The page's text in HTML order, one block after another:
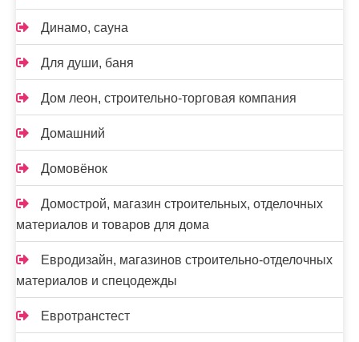
Динамо, сауна
Для души, баня
Дом леон, строительно-торговая компания
Домашний
Домовёнок
Домострой, магазин строительных, отделочных
материалов и товаров для дома
Евродизайн, магазинов строительно-отделочных
материалов и спецодежды
Евротранстест